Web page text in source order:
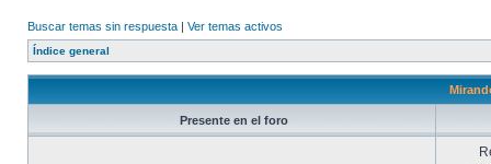
Buscar temas sin respuesta | Ver temas activos
Índice general
Presente en el foro